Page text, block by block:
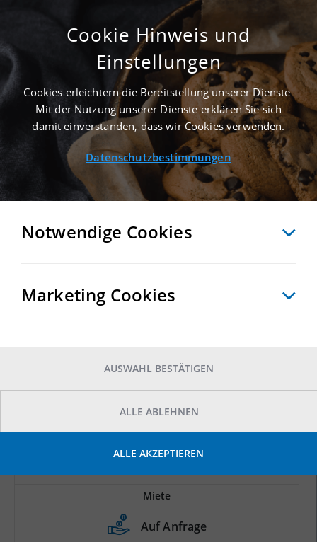
GEPFLEGT - 15.000 M² LAGERHALLE IN
LÜBECK AN DER AUTOBAHN A 20
Startseite Immobiliensuche Detailansicht
VERGLEICHEN EXPORT PDF
Prod.-/Lagerfläche
Miete
Auf Anfrage
Cookie Hinweis und
Einstellungen
Cookies erleichtern die Bereitstellung unserer Dienste.
Mit der Nutzung unserer Dienste erklären Sie sich
damit einverstanden, dass wir Cookies verwenden.
Datenschutzbestimmungen
Notwendige Cookies
Marketing Cookies
AUSWAHL BESTÄTIGEN
ALLE ABLEHNEN
ALLE AKZEPTIEREN